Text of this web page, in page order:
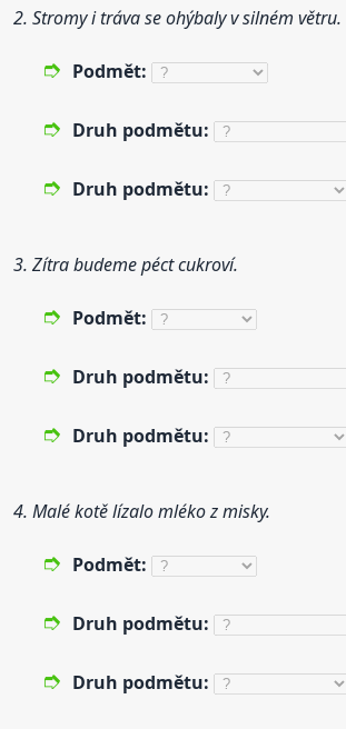
2. Stromy i tráva se ohýbaly v silném větru.
Podmět:
Druh podmětu:
Druh podmětu:
3. Zítra budeme péct cukroví.
Podmět:
Druh podmětu:
Druh podmětu:
4. Malé kotě lízalo mléko z misky.
Podmět:
Druh podmětu:
Druh podmětu: